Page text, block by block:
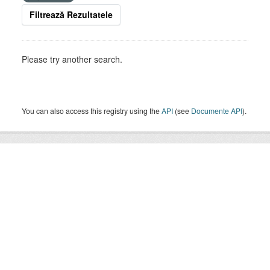
Filtrează Rezultatele
Please try another search.
You can also access this registry using theAPI (see Documente API).